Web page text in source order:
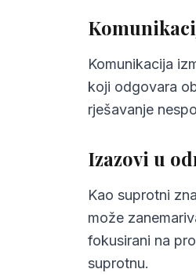
Komunikacija
koji odgovara
rješavanje
Izazovi u
Kao suprotni
može
fokusirani na
suprotnu.